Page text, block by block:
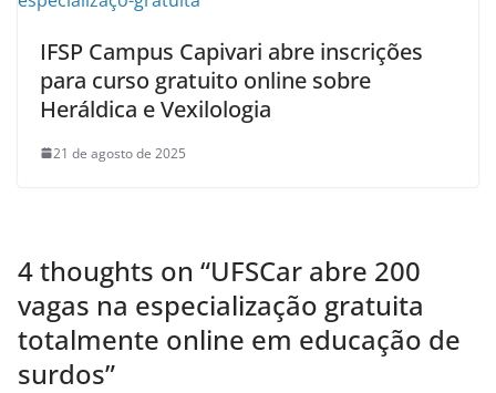
IFSP Campus Capivari abre inscrições
para curso gratuito online sobre
Heráldica e Vexilologia
21 de agosto de 2025
4 thoughts on “UFSCar abre 200
vagas na especialização gratuita
totalmente online em educação de
surdos”